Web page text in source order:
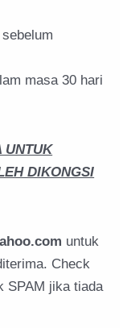
masa 30 hari
UNTUK
DIKONGSI
untuk
Check
SPAM jika tiada